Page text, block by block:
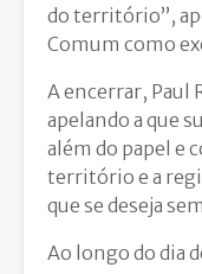
do território”,
Comum como
A encerrar, Paul
apelando a que
além do papel e
território e a
que se deseja
Ao longo do dia